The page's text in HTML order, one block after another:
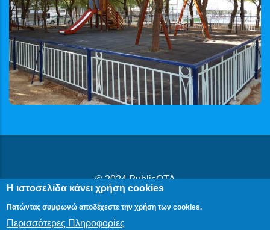
© 2024PublicOTA
Δήλωση Προβασιμότητας|Cookies|Πολιτική Προστασίας
Προσωπικών Δεδομένων
Η ιστοσελίδα κάνει χρήση cookies
Πατώντας συμφωνώ αποδέχεστε την χρήση των cookies.
Περισσότερες Πληροφορίες